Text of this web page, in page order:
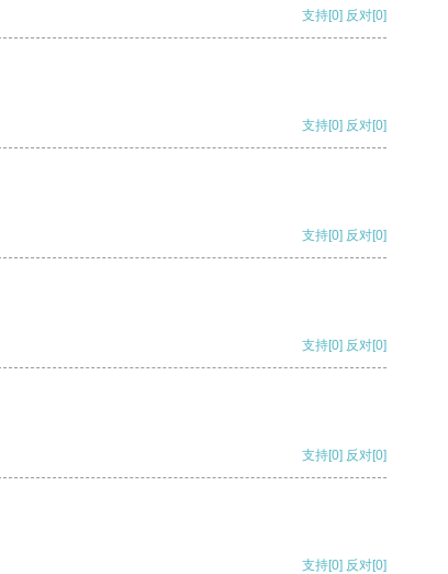
支持[0] 反对[0]
支持[0] 反对[0]
支持[0] 反对[0]
支持[0] 反对[0]
支持[0] 反对[0]
支持[0] 反对[0]